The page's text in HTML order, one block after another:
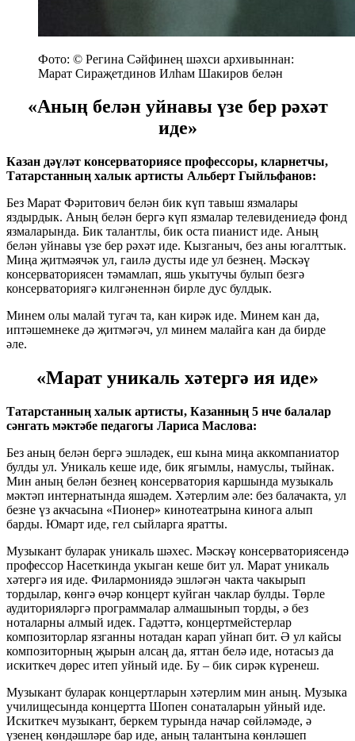
Фото: © Регина Сәйфинең шәхси архивыннан:
Марат Сираҗетдинов Илһам Шакиров белән
«Аның белән уйнавы үзе бер рәхәт
иде»
Казан дәүләт консерваториясе профессоры, кларнетчы,
Татарстанның халык артисты Альберт Гыйльфанов:
Без Марат Фәритович белән бик күп тавыш язмалары
яздырдык. Аның белән бергә күп язмалар телевидениедә фонд
язмаларында. Бик талантлы, бик оста пианист иде. Аның
белән уйнавы үзе бер рәхәт иде. Кызганыч, без аны югалттык.
Миңа җитмәячәк ул, гаилә дусты иде ул безнең. Мәскәү
консерваториясен тәмамлап, яшь укытучы булып безгә
консерваториягә килгәненнән бирле дус булдык.
Минем олы малай тугач та, кан кирәк иде. Минем кан да,
иптәшемнеке дә җитмәгәч, ул минем малайга кан да бирде
әле.
«Марат уникаль хәтергә ия иде»
Татарстанның халык артисты, Казанның 5 нче балалар
сәнгать мәктәбе педагогы Лариса Маслова:
Без аның белән бергә эшләдек, еш кына миңа аккомпаниатор
булды ул. Уникаль кеше иде, бик ягымлы, намуслы, тыйнак.
Мин аның белән безнең консерватория каршында музыкаль
мәктәп интернатында яшәдем. Хәтерлим әле: без балачакта, ул
безне үз акчасына «Пионер» кинотеатрына кинога алып
барды. Юмарт иде, гел сыйларга яратты.
Музыкант буларак уникаль шәхес. Мәскәү консерваториясендә
профессор Насеткинда укыган кеше бит ул. Марат уникаль
хәтергә ия иде. Филармониядә эшләгән чакта чакырып
тордылар, көнгә өчәр концерт куйган чаклар булды. Төрле
аудиторияләргә программалар алмашынып торды, ә без
ноталарны алмый идек. Гадәттә, концертмейстерлар
композиторлар язганны нотадан карап уйнап бит. Ә ул кайсы
композиторның җырын алсаң да, яттан белә иде, нотасыз да
искиткеч дөрес итеп уйный иде. Бу – бик сирәк күренеш.
Музыкант буларак концертларын хәтерлим мин аның. Музыка
училищесында концертта Шопен сонаталарын уйный иде.
Искиткеч музыкант, беркем турында начар сөйләмәде, ә
үзенең көндәшләре бар иде, аның талантына көнләшеп